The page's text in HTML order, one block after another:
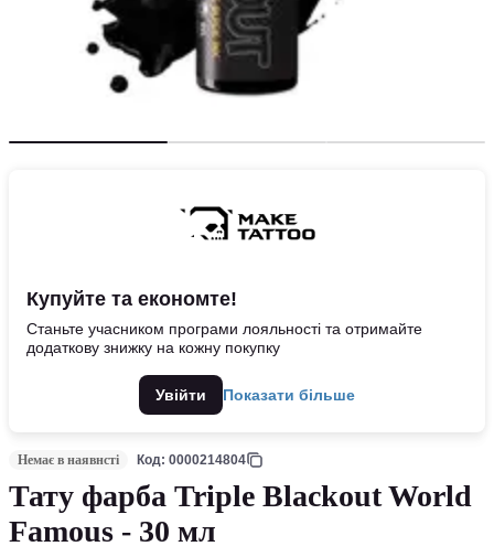
Купуйте та економте!
Станьте учасником програми лояльності та отримайте
додаткову знижку на кожну покупку
Увійти Показати більше
Немає в наявнсті Код: 0000214804
Тату фарба Triple Blackout World
Famous - 30 мл